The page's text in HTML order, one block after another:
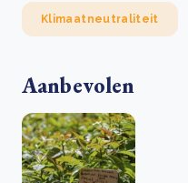
Klimaatneutraliteit
Aanbevolen